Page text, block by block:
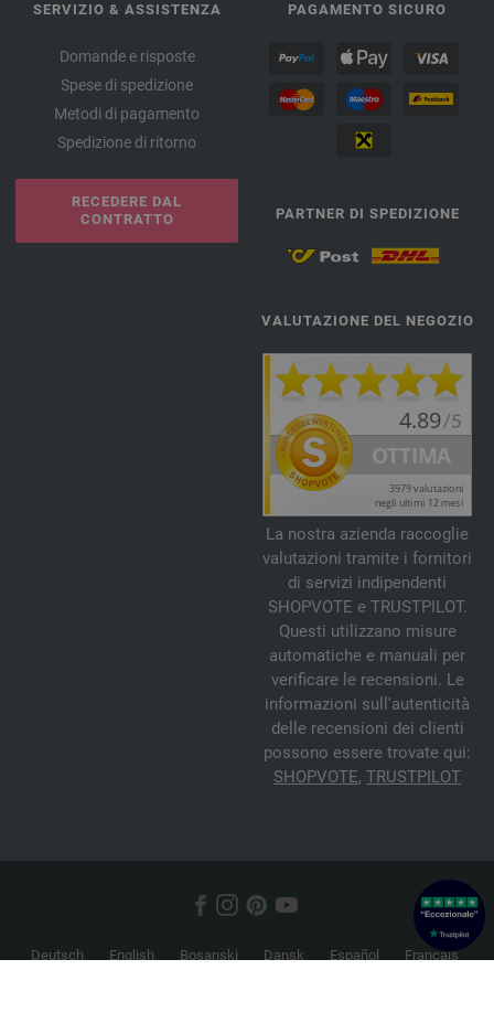
SERVIZIO & ASSISTENZA
Domande e risposte
Spese di spedizione
Metodi di pagamento
Spedizione di ritorno
RECEDERE DAL
CONTRATTO
PAGAMENTO SICURO
PARTNER DI SPEDIZIONE
VALUTAZIONE DEL NEGOZIO
La nostra azienda raccoglie
valutazioni tramite i fornitori
di servizi indipendenti
SHOPVOTE e TRUSTPILOT.
Questi utilizzano misure
automatiche e manuali per
verificare le recensioni. Le
informazioni sull'autenticità
delle recensioni dei clienti
possono essere trovate qui:
SHOPVOTE, TRUSTPILOT
Deutsch English Bosanski Dansk Español
Français